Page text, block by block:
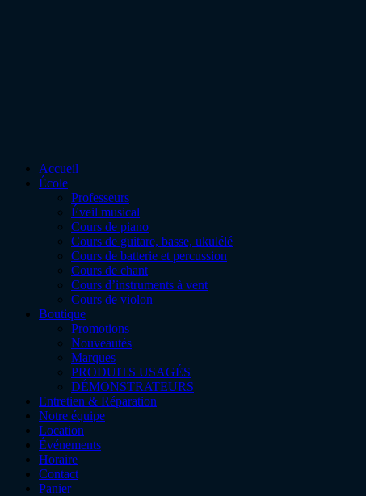
Accueil
École
Professeurs
Éveil musical
Cours de piano
Cours de guitare, basse, ukulélé
Cours de batterie et percussion
Cours de chant
Cours d’instruments à vent
Cours de violon
Boutique
Promotions
Nouveautés
Marques
PRODUITS USAGÉS
DÉMONSTRATEURS
Entretien & Réparation
Notre équipe
Location
Événements
Horaire
Contact
Panier